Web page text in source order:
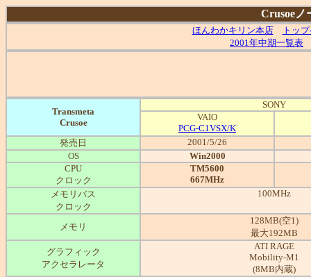
Crusoeノ
ほんわかキリン本店
トッ
2001年中期一覧表
Transmeta
Crusoe
SONY
VAIO
PCG-C1VSX/K
発売日
2001/5/26
OS
Win2000
CPU
クロック
TM5600
667MHz
メモリバス
クロック
100MHz
メモリ
128MB(空1)
最大192MB
グラフィック
アクセラレータ
ATI RAGE
Mobility-M1
(8MB内蔵)